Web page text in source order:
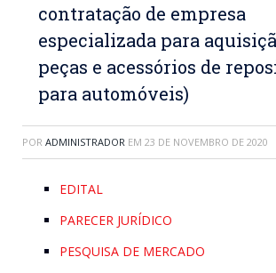
contratação de empresa
especializada para
peças e acessórios de
para automóveis)
POR ADMINISTRADOR EM 23 DE NOVEMBRO DE 2020
EDITAL
PARECER JURÍDICO
PESQUISA DE MERCADO